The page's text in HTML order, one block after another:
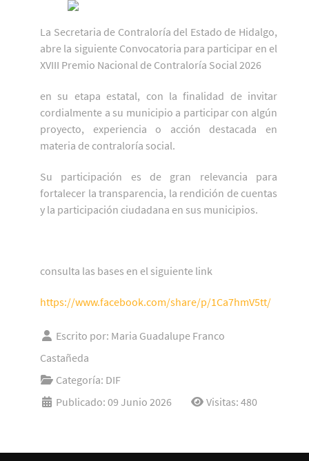
La Secretaria de Contraloría del Estado de Hidalgo,
abre la siguiente Convocatoria para participar en el
XVIII Premio Nacional de Contraloría Social 2026
en su etapa estatal, con la finalidad de invitar
cordialmente a su municipio a participar con algún
proyecto, experiencia o acción destacada en
materia de contraloría social.
Su participación es de gran relevancia para
fortalecer la transparencia, la rendición de cuentas
y la participación ciudadana en sus municipios.
consulta las bases en el siguiente link
https://www.facebook.com/share/p/1Ca7hmV5tt/
Escrito por: Maria Guadalupe Franco
Castañeda
Categoría: DIF
Publicado: 09 Junio 2026
Visitas: 480